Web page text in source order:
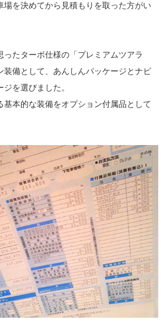
場を決めてから見積もりを取った方がい
ったターボ仕様の「プレミアムツアラ
装備として、あんしんパッケージとナビ
を選びました。
基本的な装備をオプション付属品として